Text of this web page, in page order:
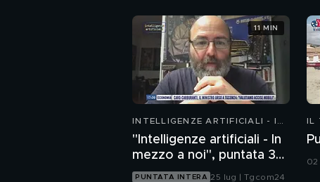
INTELLIGENZE ARTIFICIALI - IN
"Intelligenze artificiali - In
mezzo a noi", puntata 35:
il progetto Glasswing
PUNTATA INTERA 25 lug | Tgcom24
11 MIN
IL
02